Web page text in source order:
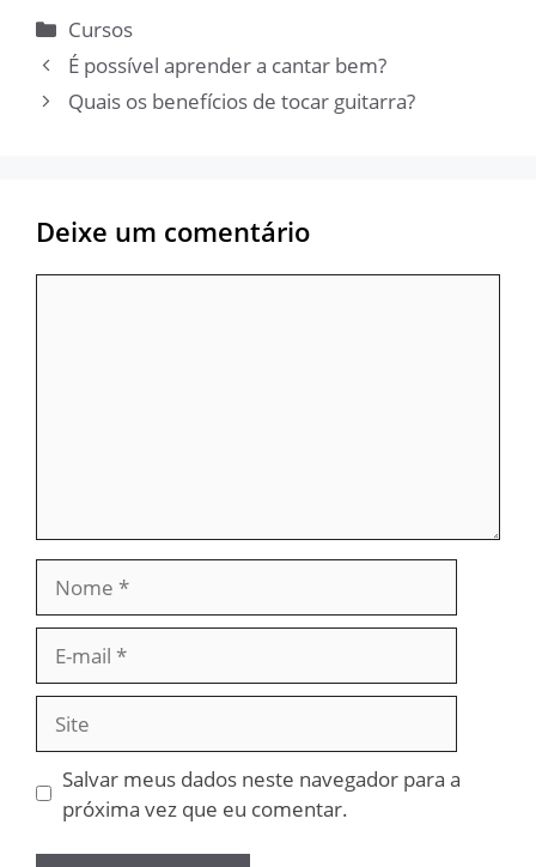
Categorias
Cursos
É possível aprender a cantar bem?
Quais os benefícios de tocar guitarra?
Deixe um comentário
mail
Site
Salvar meus dados neste navegador para a
próxima vez que eu comentar.